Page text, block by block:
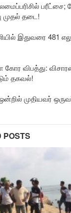
பரீட்சை;
முதல் தடை!
இதுவரை 481
கோர விபத்து:
தகவல்!
முதியவர்
POSTS